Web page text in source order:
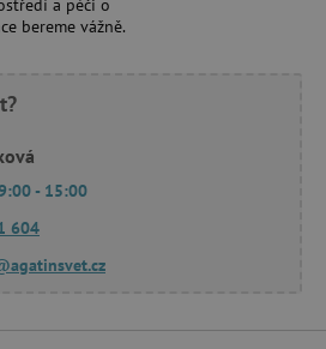
bereme vážně.
- 15:00
604